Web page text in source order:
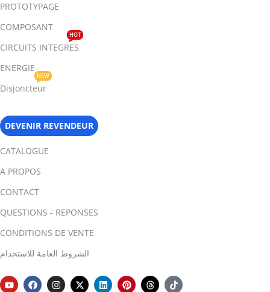
PROTOTYPAGE
COMPOSANT
CIRCUITS INTEGRES
HOT
ENERGIE
Disjoncteur
NEW
DEVENIR REVENDEUR
CATALOGUE
A PROPOS
CONTACT
QUESTIONS - REPONSES
CONDITIONS DE VENTE
الشروط العامة للاستخدام